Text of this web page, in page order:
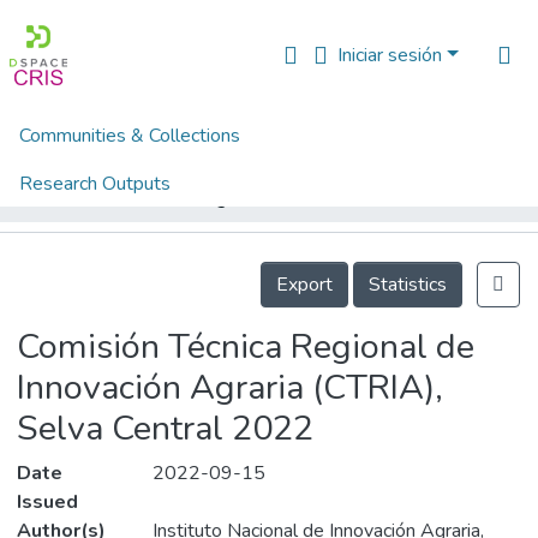
Iniciar sesión
Communities & Collections
Research Outputs
Fundings & Projects
Estadísticas
Inicio
Documentos Institucionales
Details
Export
Statistics
Comisión Técnica Regional de
Innovación Agraria (CTRIA),
Selva Central 2022
Date
Issued
2022-09-15
Author(s)
Instituto Nacional de Innovación Agraria,